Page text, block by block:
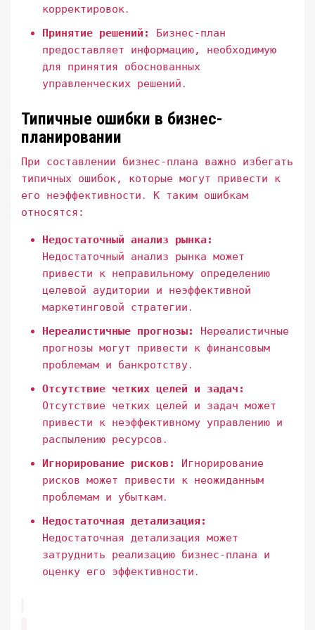
корректировок․
Принятие решений:
Бизнес-план
предоставляет информацию, необходимую
для принятия обоснованных
управленческих решений․
Типичные ошибки в бизнес-
планировании
При составлении бизнес-плана важно избегать
типичных ошибок, которые могут привести к
его неэффективности․ К таким ошибкам
относятся:
Недостаточный анализ рынка:
Недостаточный анализ рынка может
привести к неправильному определению
целевой аудитории и неэффективной
маркетинговой стратегии․
Нереалистичные прогнозы:
Нереалистичные
прогнозы могут привести к финансовым
проблемам и банкротству․
Отсутствие четких целей и задач:
Отсутствие четких целей и задач может
привести к неэффективному управлению и
распылению ресурсов․
Игнорирование рисков:
Игнорирование
рисков может привести к неожиданным
проблемам и убыткам․
Недостаточная детализация:
Недостаточная детализация может
затруднить реализацию бизнес-плана и
оценку его эффективности․